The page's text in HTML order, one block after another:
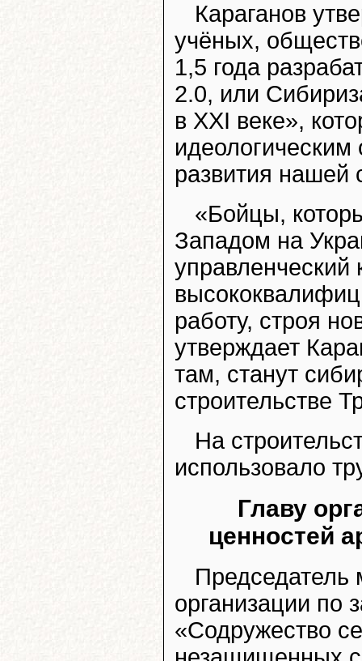
Караганов
учёных,
1,5 года
2.0, или
в XXI веке»,
развития нашей
«Бойцы,
Западом на
управленческий
работу, строя
утверждает
там, станут
строительстве
На
использовало
Главу
ценностей
Председатель
организации по
«Содружество